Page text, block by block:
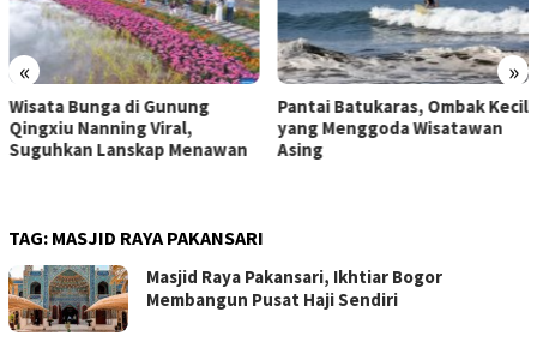
« »
Pantai Batukaras, Ombak Kecil
yang Menggoda Wisatawan
Asing
Senja di Pantai
Wisatawan Menikmati
dengan Bermain hingga
TAG: MASJID RAYA PAKANSARI
Masjid Raya Pakansari, Ikhtiar Bogor
Membangun Pusat Haji Sendiri